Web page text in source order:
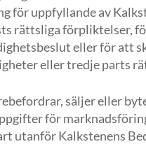
för uppfyllande av
rättsliga förpliktelser,
eller för att
eller tredje parts
säljer eller
för
utanför Kalkstenens